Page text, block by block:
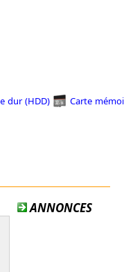
dur (HDD) Carte
ANNONCES